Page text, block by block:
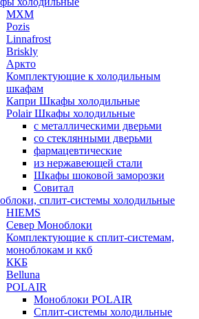
МХМ
Pozis
Linnafrost
Briskly
Аркто
Комплектующие к холодильным
шкафам
Капри Шкафы холодильные
Polair Шкафы холодильные
с металлическими дверьми
со стеклянными дверьми
фармацевтические
из нержавеющей стали
Шкафы шоковой заморозки
Совитал
сплит-системы холодильные
HIEMS
Север Моноблоки
Комплектующие к сплит-системам,
моноблокам и ккб
ККБ
Belluna
POLAIR
Моноблоки POLAIR
Сплит-системы холодильные